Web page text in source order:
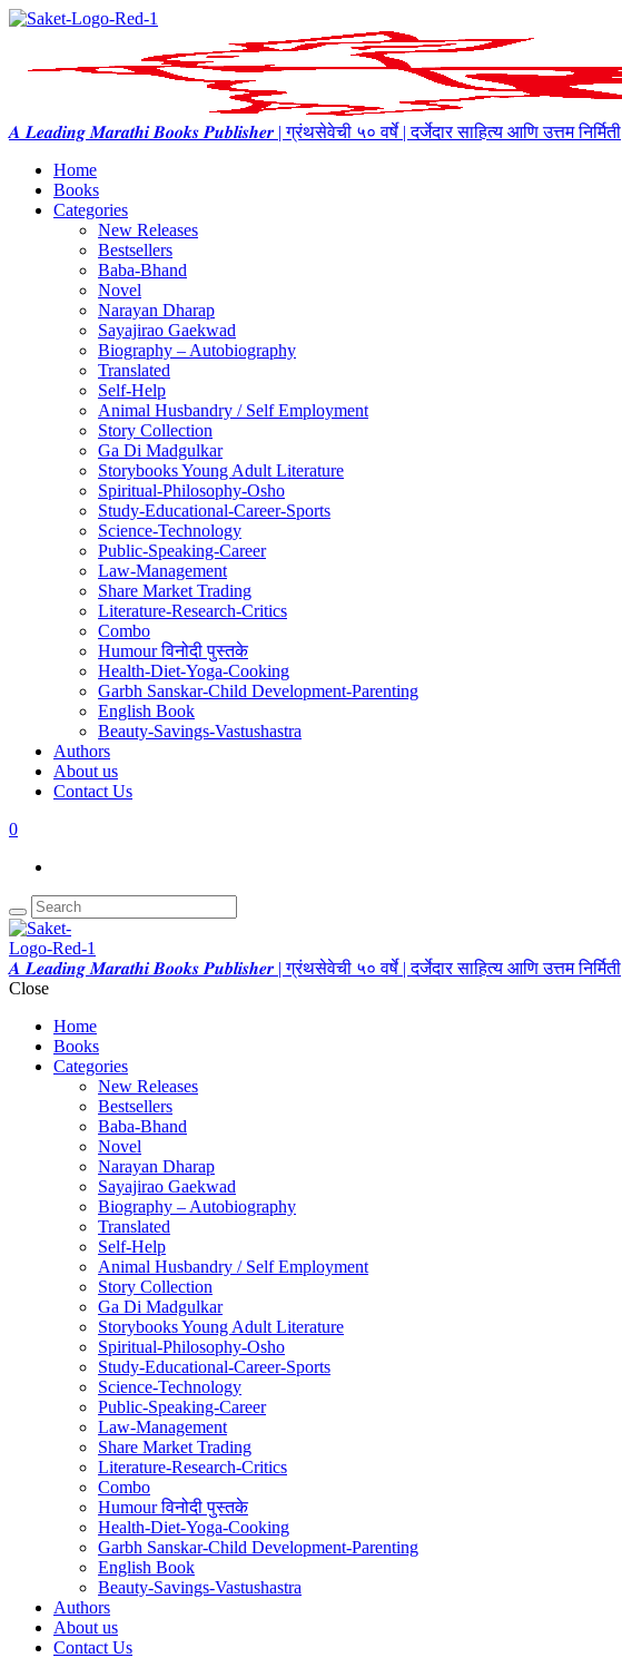
𝑨 𝑳𝒆𝒂𝒅𝒊𝒏𝒈 𝑴𝒂𝒓𝒂𝒕𝒉𝒊 𝑩𝒐𝒐𝒌𝒔 𝑷𝒖𝒃𝒍𝒊𝒔𝒉𝒆𝒓 | ग्रंथसेवेची ५० वर्षे | दर्जेदार साहित्य आणि उत्तम निर्मिती
Home
Books
Categories
New Releases
Bestsellers
Baba-Bhand
Novel
Narayan Dharap
Sayajirao Gaekwad
Biography – Autobiography
Translated
Self-Help
Animal Husbandry / Self Employment
Story Collection
Ga Di Madgulkar
Storybooks Young Adult Literature
Spiritual-Philosophy-Osho
Study-Educational-Career-Sports
Science-Technology
Public-Speaking-Career
Law-Management
Share Market Trading
Literature-Research-Critics
Combo
Humour विनोदी पुस्तके
Health-Diet-Yoga-Cooking
Garbh Sanskar-Child Development-Parenting
English Book
Beauty-Savings-Vastushastra
Authors
About us
Contact Us
0
𝑨 𝑳𝒆𝒂𝒅𝒊𝒏𝒈 𝑴𝒂𝒓𝒂𝒕𝒉𝒊 𝑩𝒐𝒐𝒌𝒔 𝑷𝒖𝒃𝒍𝒊𝒔𝒉𝒆𝒓 | ग्रंथसेवेची ५० वर्षे | दर्जेदार साहित्य आणि उत्तम निर्मिती
Close
Home
Books
Categories
New Releases
Bestsellers
Baba-Bhand
Novel
Narayan Dharap
Sayajirao Gaekwad
Biography – Autobiography
Translated
Self-Help
Animal Husbandry / Self Employment
Story Collection
Ga Di Madgulkar
Storybooks Young Adult Literature
Spiritual-Philosophy-Osho
Study-Educational-Career-Sports
Science-Technology
Public-Speaking-Career
Law-Management
Share Market Trading
Literature-Research-Critics
Combo
Humour विनोदी पुस्तके
Health-Diet-Yoga-Cooking
Garbh Sanskar-Child Development-Parenting
English Book
Beauty-Savings-Vastushastra
Authors
About us
Contact Us